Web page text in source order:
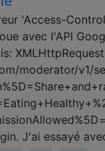
'Access-
avec l'API
moderator/v1/
J'ai essayé